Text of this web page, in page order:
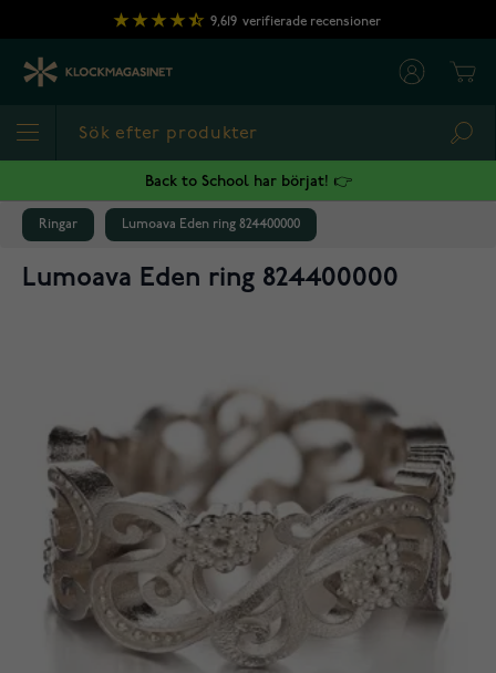
Hoppa till innehållet
9,619 verifierade recensioner
Back to School har börjat! 👉
Ringar Lumoava Eden ring 824400000
Lumoava Eden ring 824400000